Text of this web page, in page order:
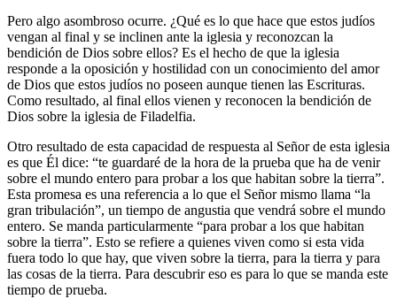
Pero algo asombroso ocurre. ¿Qué es lo que hace que estos judíos
vengan al final y se inclinen ante la iglesia y reconozcan la
bendición de Dios sobre ellos? Es el hecho de que la iglesia
responde a la oposición y hostilidad con un conocimiento del amor
de Dios que estos judíos no poseen aunque tienen las Escrituras.
Como resultado, al final ellos vienen y reconocen la bendición de
Dios sobre la iglesia de Filadelfia.
Otro resultado de esta capacidad de respuesta al Señor de esta iglesia
es que Él dice:
te guardaré de la hora de la prueba que ha de venir
sobre el mundo entero para probar a los que habitan sobre la tierra .
Esta promesa es una referencia a lo que el Señor mismo llama
la
gran tribulación , un tiempo de angustia que vendrá sobre el mundo
entero. Se manda particularmente
para probar a los que habitan
sobre la tierra . Esto se refiere a quienes viven como si esta vida
fuera todo lo que hay, que viven sobre la tierra, para la tierra y para
las cosas de la tierra. Para descubrir eso es para lo que se manda este
tiempo de prueba.